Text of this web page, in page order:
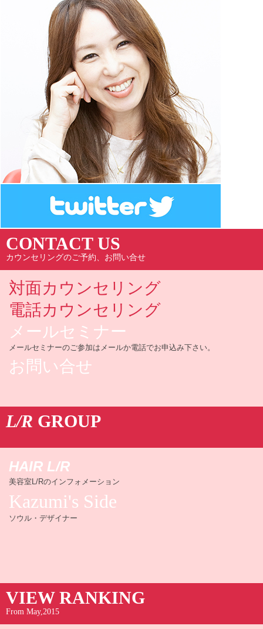
CONTACT US
カウンセリングのご予約、お問い合せ
対面カウンセリング
電話カウンセリング
メールセミナー
メールセミナーのご参加はメールか電話でお申込み下さい。
お問い合せ
L/R GROUP
HAIR L/R
美容室L/Rのインフォメーション
Kazumi's Side
ソウル・デザイナー
VIEW RANKING
From May,2015